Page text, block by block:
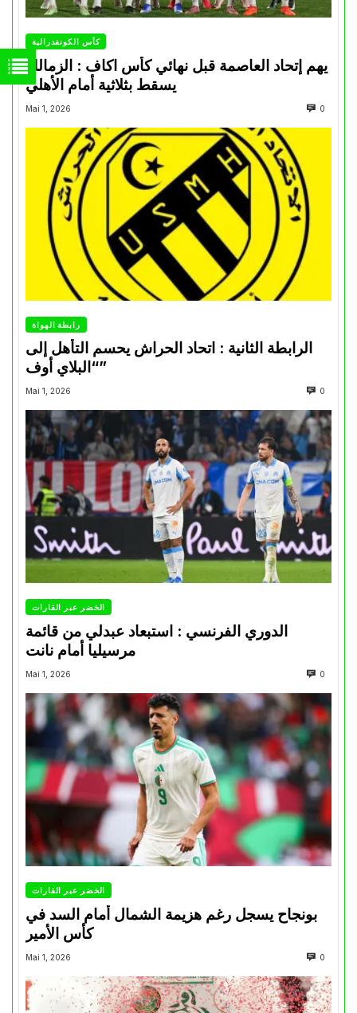
كأس الكونفدرالية
يهم إتحاد العاصمة قبل نهائي كأس اكاف : الزمالك
Mai 1, 2026 0
رابطة الهواة
الرابطة الثانية : اتحاد الحراش يحسم التأهل إلى
“البلاي أوف”
Mai 1, 2026 0
الخضر عبر القارات
الدوري الفرنسي : استبعاد عبدلي من قائمة
مرسيليا أمام نانت
Mai 1, 2026 0
الخضر عبر القارات
بونجاح يسجل رغم هزيمة الشمال أمام السد في
كأس الأمير
Mai 1, 2026 0